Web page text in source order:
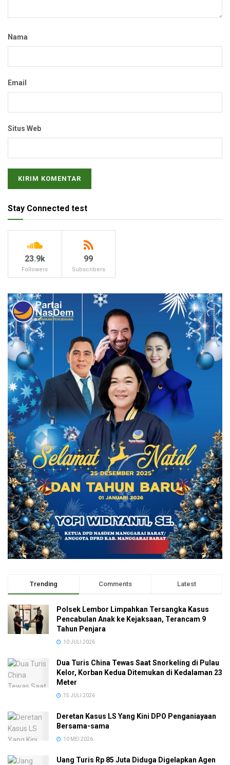
Nama
Email
Situs Web
Stay Connected test
23.9k
Followers
99
Subscribers
Trending Comments Latest
Polsek Lembor Limpahkan Tersangka Kasus
Pencabulan Anak ke Kejaksaan, Terancam 9
Tahun Penjara
10 JULI 2026
Dua Turis China Tewas Saat Snorkeling di Pulau
Kelor, Korban Kedua Ditemukan di Kedalaman 23
Meter
15 JULI 2026
Deretan Kasus LS Yang Kini DPO Penganiayaan
Bersama-sama
10 MEI 2026
Uang Turis Rp 85 Juta Diduga Digelapkan Agen